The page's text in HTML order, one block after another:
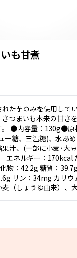
も甘煮
た芋のみを使用して
つまいも本来の甘さ
。 ●内容量：130g●原
ー糖、三温糖)、水あめ
果汁、(一部に小麦･大
エネルギー：170kcal
物：42.2g 糖質：
リン：34mg カリ
（しょうゆ由来）、